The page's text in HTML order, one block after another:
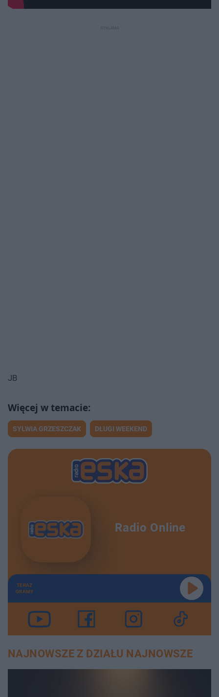
JB
SYLWIA GRZESZCZAK DŁUGI WEEKEND
Radio Online
TERAZ
GRAMY
NAJNOWSZE Z DZIAŁU NAJNOWSZE